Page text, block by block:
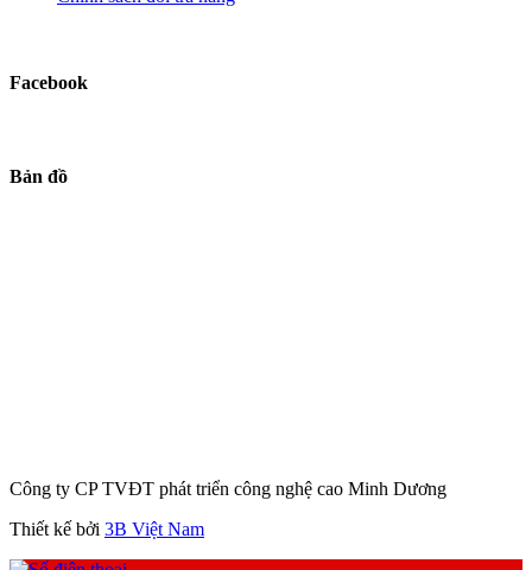
Facebook
Bản đồ
Công ty CP TVĐT phát triển công nghệ cao Minh Dương
Thiết kế bởi 3B Việt Nam